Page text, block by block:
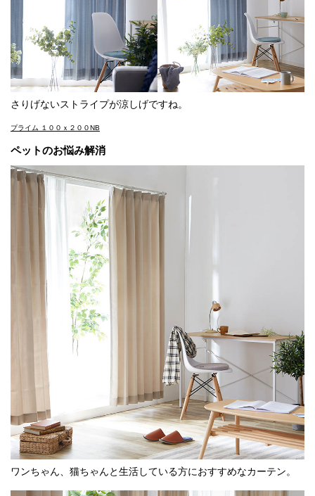
さりげないストライプが涼しげですね。
プライム １００ｘ２００NB
ペットのお悩み解消
ワンちゃん、猫ちゃんと生活している方におすすめなカーテン。